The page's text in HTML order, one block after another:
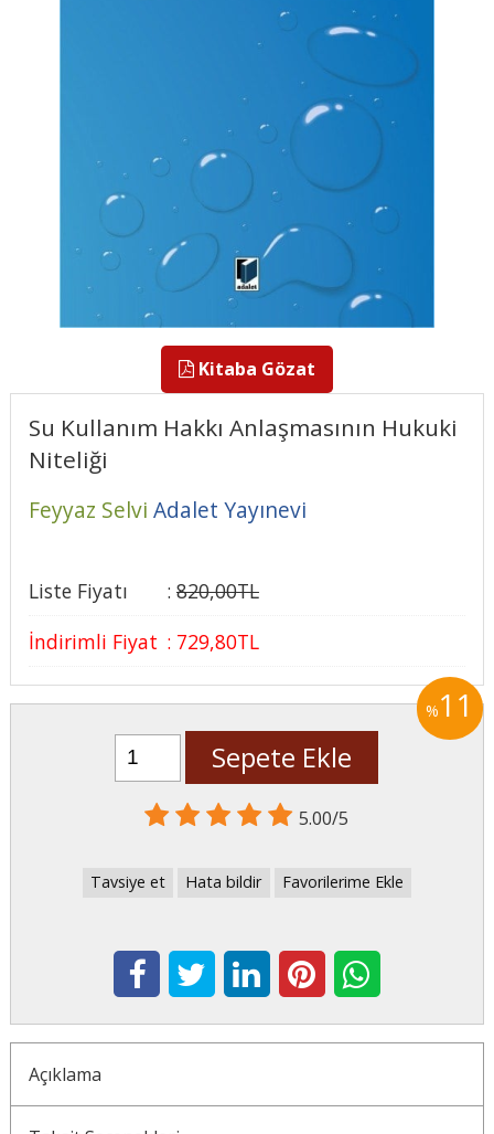
Kitaba Gözat
Su Kullanım Hakkı Anlaşmasının Hukuki
Niteliği
Feyyaz Selvi Adalet Yayınevi
Liste Fiyatı : 820,00TL
İndirimli Fiyat : 729,80TL
%11
Sepete Ekle
5.00/5
Tavsiye et Hata bildir Favorilerime Ekle
Açıklama